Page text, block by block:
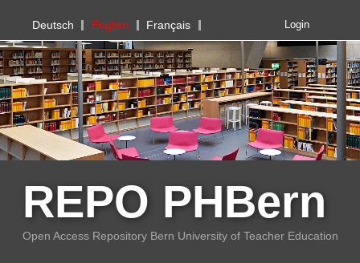
PHBern
Deutsch English Français Login
REPO PHBern
Open Access Repository Bern University of Teacher Education